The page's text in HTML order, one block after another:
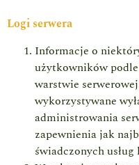
Logi serwera
Informacje o
użytkowników
warstwie
wykorzystywane
administrowania
zapewnienia jak
świadczonych